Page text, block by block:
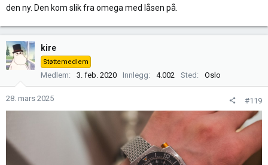
den ny. Den kom slik fra omega med låsen på.
kire
Støttemedlem
Medlem 3. feb. 2020 Innlegg 4.002 Sted Oslo
28. mars 2025 #119